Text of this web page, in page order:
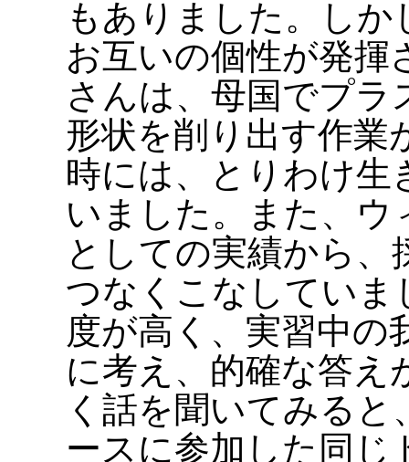
もありました。し
お互いの個性が発揮
さんは、母国でプラ
形状を削り出す作業
時には、とりわけ生
いました。また、ウ
としての実績から
つなくこなしていま
度が高く、実習中の
に考え、的確な答え
く話を聞いてみる
ースに参加した同じ